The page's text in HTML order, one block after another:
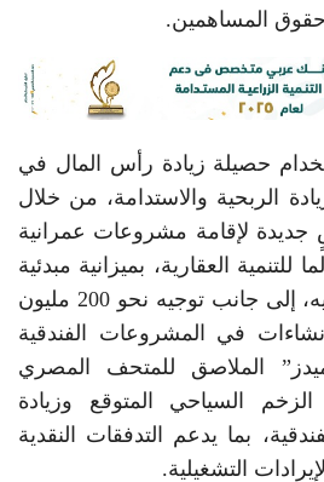
حقوق المساهمين.
حصيلة زيادة رأس المال في
الربحية والاستدامة، من خلال
لإقامة مشروعات عمرانية
العقارية، بميزانية مبدئية
تبلغ نحو 400 مليون جنيه، إلى جانب توجيه نحو 200 مليون
في المشروعات الفندقية
الملاصق للمتحف المصري
السياحي المتوقع وزيادة
بما يدعم التدفقات النقدية
التشغيلية.